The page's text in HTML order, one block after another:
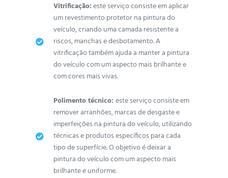
Vitrificação:este serviço consiste em aplicar
um revestimento protetor na pintura do
veículo, criando uma camada resistente a
riscos, manchas e desbotamento. A
vitrificação também ajuda a manter a pintura
do veículo com um aspecto mais brilhante e
com cores mais vivas.
Polimento técnico: este serviço consiste em
remover arranhões, marcas de desgaste e
imperfeições na pintura do veículo, utilizando
técnicas e produtos específicos para cada
tipo de superfície. O objetivo é deixar a
pintura do veículo com um aspecto mais
brilhante e uniforme.